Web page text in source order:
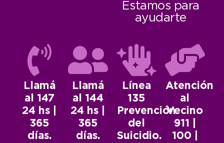
Estamos para
ayudarte
Llamá
al 147
24 hs |
365
días.
Llamá
al 144
24 hs |
365
días.
Línea
135
Prevención
del
Suicidio.
Atención
al
Vecino
911 |
100 |